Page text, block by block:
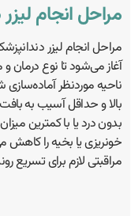
مراحل انجام
مراحل انجام لیزر
آغاز می‌شود تا نوع درمان
ناحیه موردنظر آماده‌سازی
بالا و حداقل آسیب به
بدون درد یا با کمترین
خونریزی یا بخیه را کاهش
مراقبتی لازم برای تسریع